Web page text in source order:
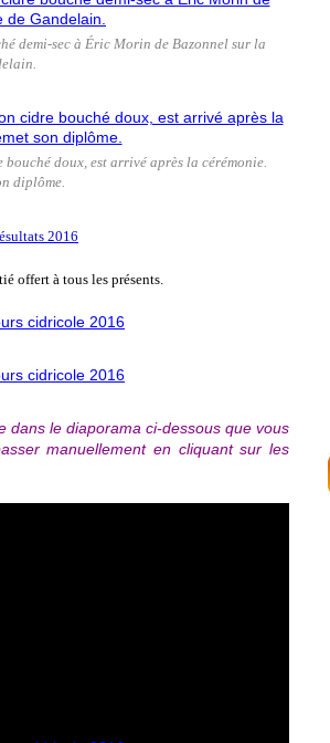
demi-sec à Éric Morin de Bazonnel sur la
doux, est arrivé après la cérémonie.
diplôme.
2016
offert à tous les présents.
dans le diaporama ci-dessous que vous
manuellement en cliquant sur les